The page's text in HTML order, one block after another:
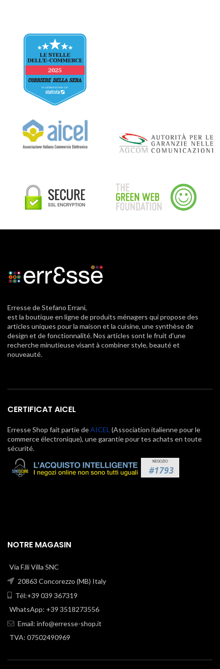
Erresse de Stefano Errani,
est la boutique en ligne de produits ménagers qui propose des
articles uniques pour la maison et la cuisine, une synthèse de
design et de fonctionnalité. Nos articles sont le fruit d'une
recherche minutieuse visant à combiner style, beauté et
nouveauté.
CERTIFICAT AICEL
Erresse Shop fait partie deAICEL (Association italienne pour le
commerce électronique), une garantie pour tes achats en toute
sécurité.
NOTRE MAGASIN
Via F.lli Villa SNC
20863 Concorezzo (MB) Italy
Tél:+39 039 367319
WhatsApp: +39 3518273556
Email: info@erresse-shop.it
TVA: 07502490969